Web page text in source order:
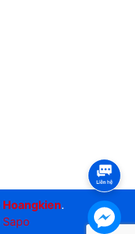
Hoangkien.
Sapo